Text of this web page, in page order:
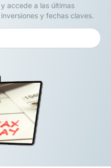
accede a las últimas
y fechas claves.